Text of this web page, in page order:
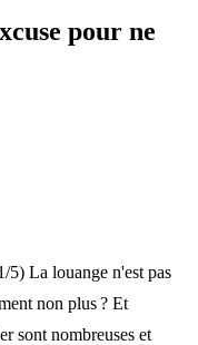
pour ne
La louange n'est pas
non plus ? Et
sont nombreuses et